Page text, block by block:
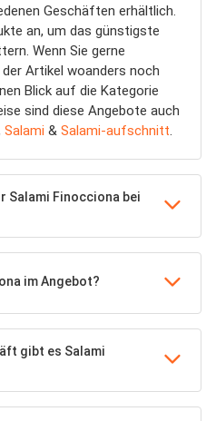
Geschäften erhältlich.
an, um das günstigste
Wenn Sie gerne
Artikel woanders noch
Blick auf die Kategorie
sind diese Angebote auch
Salami & Salami-aufschnitt.
Salami Finocciona bei
im Angebot?
gibt es Salami